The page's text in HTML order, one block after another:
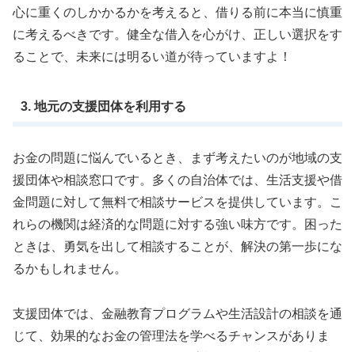
心に重くのしかかるかを考えると、借りる前に本当に慎重
に考えるべきです。健全な借入を心がけ、正しい選択をす
ることで、未来には明るい道が待っていますよ！
3. 地元の支援団体を利用する
お金の問題に悩んでいるとき、まず考えたいのが地域の支
援団体や相談窓口です。多くの自治体では、生活支援や借
金問題に対して無料で相談サービスを提供しています。こ
れらの機関は経済的な問題に対する強い味方です。困った
ときは、勇気を出して相談することが、解決の第一歩にな
るかもしれません。
支援団体では、金融教育プログラムや生活設計の相談を通
じて、効果的なお金の管理法を学べるチャンスがありま